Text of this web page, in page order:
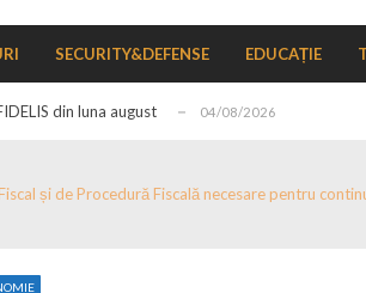
SECURITY&DEFENSE EDUCAȚIE
din luna august 04/08/2026
de schimb ale pieței valutare în format...
în perioada ianuarie–mai 2026
și de Procedură Fiscală necesare pentru